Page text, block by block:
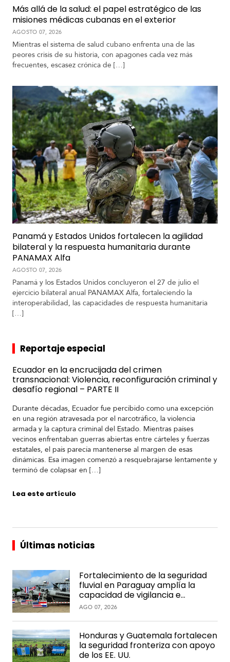
Más allá de la salud: el papel estratégico de las
misiones médicas cubanas en el exterior
AGOSTO 07, 2026
Mientras el sistema de salud cubano enfrenta una de las
peores crisis de su historia, con apagones cada vez más
frecuentes, escasez crónica de […]
Panamá y Estados Unidos fortalecen la agilidad
bilateral y la respuesta humanitaria durante
PANAMAX Alfa
AGOSTO 07, 2026
Panamá y los Estados Unidos concluyeron el 27 de julio el
ejercicio bilateral anual PANAMAX Alfa, fortaleciendo la
interoperabilidad, las capacidades de respuesta humanitaria
[…]
Reportaje especial
Ecuador en la encrucijada del crimen
transnacional: Violencia, reconfiguración criminal y
desafío regional – PARTE II
Durante décadas, Ecuador fue percibido como una excepción
en una región atravesada por el narcotráfico, la violencia
armada y la captura criminal del Estado. Mientras países
vecinos enfrentaban guerras abiertas entre cárteles y fuerzas
estatales, el país parecía mantenerse al margen de esas
dinámicas. Esa imagen comenzó a resquebrajarse lentamente y
terminó de colapsar en […]
Lea este artículo
Últimas noticias
Fortalecimiento de la seguridad
fluvial en Paraguay amplía la
capacidad de vigilancia e
interdicción en la hidrovía
AGO 07, 2026
Honduras y Guatemala fortalecen
la seguridad fronteriza con apoyo
de los EE. UU.